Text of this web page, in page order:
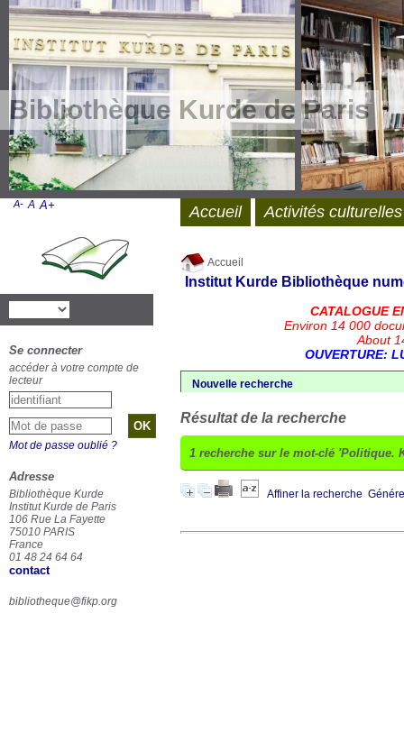
Bibliothèque Kurde de Paris
Accueil
Institut Kurde Bibliothèque
CATALOGUE
Environ 14 000
About
OUVERTURE:
Nouvelle recherche
Résultat de la recherche
1 recherche sur le mot-clé 'Politique.
Affiner la recherche
Accueil Activités culturelles
A- A A+
Se connecter
accéder à votre compte de
lecteur
Mot de passe oublié ?
Adresse
Bibliothèque Kurde
Institut Kurde de Paris
106 Rue La Fayette
75010 PARIS
France
01 48 24 64 64
contact
bibliotheque@fikp.org